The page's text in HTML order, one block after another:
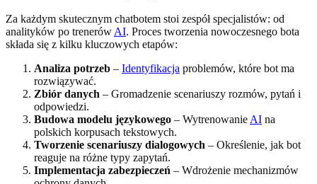
Za każdym skutecznym chatbotem stoi zespół specjalistów: od
analityków po trenerów AI. Proces tworzenia nowoczesnego bota
składa się z kilku kluczowych etapów:
Analiza potrzeb – Identyfikacja problemów, które bot ma
rozwiązywać.
Zbiór danych – Gromadzenie scenariuszy rozmów, pytań i
odpowiedzi.
Budowa modelu językowego – Wytrenowanie AI na
polskich korpusach tekstowych.
Tworzenie scenariuszy dialogowych – Określenie, jak bot
reaguje na różne typy zapytań.
Implementacja zabezpieczeń – Wdrożenie mechanizmów